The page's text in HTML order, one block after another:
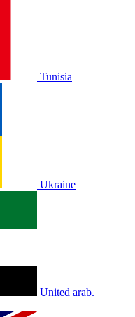
Tunisia
Ukraine
United arab.